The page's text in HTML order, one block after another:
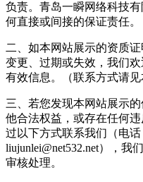
负责。青岛一瞬网络科技
何直接或间接的保证责任。
二、如本网站展示的资质
变更、过期或失效，我们
有效信息。（联系方式请见
三、若您发现本网站展示
他合法权益，或存在任何
过以下方式联系我们（电话
liujunlei@net532.net），我
审核处理。